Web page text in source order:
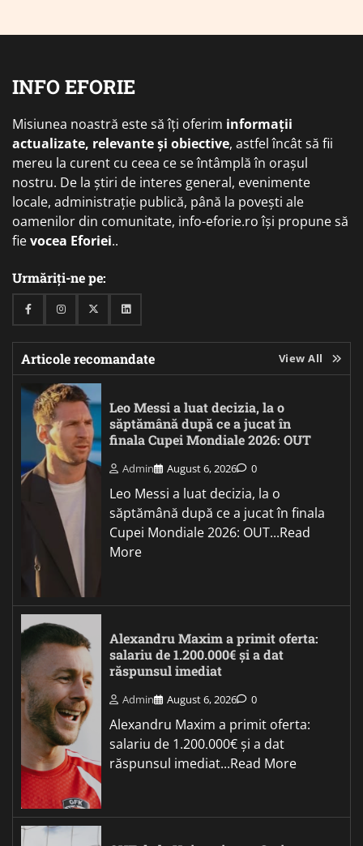
INFO EFORIE
Misiunea noastră este să îți oferim informații
actualizate, relevante și obiective, astfel încât să fii
mereu la curent cu ceea ce se întâmplă în orașul
nostru. De la știri de interes general, evenimente
locale, administrație publică, până la povești ale
oamenilor din comunitate, info-eforie.ro își propune să
fievocea Eforiei..
Urmăriți-ne pe:
FacebookInstagramTwitterLinkedin
Articole recomandate View All
Leo Messi a luat decizia, la o
săptămână după ce a jucat în
finala Cupei Mondiale 2026: OUT
Admin August 6, 2026 0
Leo Messi a luat decizia, la o
săptămână după ce a jucat în finala
Cupei Mondiale 2026: OUT...Read
More
Alexandru Maxim a primit oferta:
salariu de 1.200.000€ și a dat
răspunsul imediat
Admin August 6, 2026 0
Alexandru Maxim a primit oferta:
salariu de 1.200.000€ și a dat
răspunsul imediat...Read More